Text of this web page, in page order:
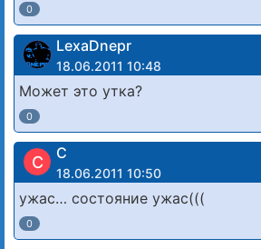
0
LexaDnepr
18.06.2011 10:48
Может это утка?
0
С С
18.06.2011 10:50
ужас… состояние ужас(((
0